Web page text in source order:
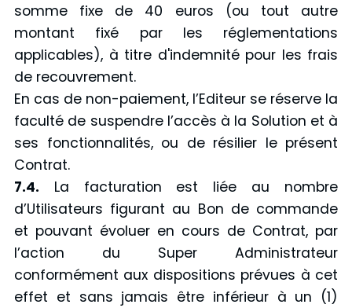
somme fixe de 40 euros (ou tout autre
montant fixé par les réglementations
applicables), à titre d'indemnité pour les frais
de recouvrement.
En cas de non-paiement, l’Editeur se réserve la
faculté de suspendre l’accès à la Solution et à
ses fonctionnalités, ou de résilier le présent
Contrat.
7.4. La facturation est liée au nombre
d’Utilisateurs figurant au Bon de commande
et pouvant évoluer en cours de Contrat, par
l’action du Super Administrateur
conformément aux dispositions prévues à cet
effet et sans jamais être inférieur à un (1)